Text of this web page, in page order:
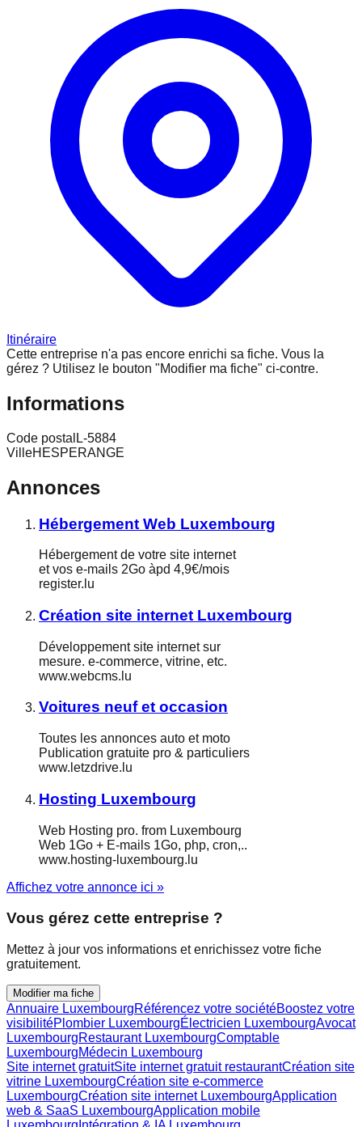
Itinéraire
Cette entreprise n'a pas encore enrichi sa fiche. Vous la
gérez ? Utilisez le bouton "Modifier ma fiche" ci-contre.
Informations
Code postal L-5884
VilleHESPERANGE
Annonces
Hébergement Web Luxembourg
Hébergement de votre site internet
et vos e-mails 2Go àpd 4,9€/mois
register.lu
Création site internet Luxembourg
Développement site internet sur
mesure. e-commerce, vitrine, etc.
www.webcms.lu
Voitures neuf et occasion
Toutes les annonces auto et moto
Publication gratuite pro & particuliers
www.letzdrive.lu
Hosting Luxembourg
Web Hosting pro. from Luxembourg
Web 1Go + E-mails 1Go, php, cron,..
www.hosting-luxembourg.lu
Affichez votre annonce ici »
Vous gérez cette entreprise ?
Mettez à jour vos informations et enrichissez votre fiche
gratuitement.
Modifier ma fiche
Annuaire LuxembourgRéférencez votre sociétéBoostez votre
visibilitéPlombier LuxembourgÉlectricien LuxembourgAvocat
LuxembourgRestaurant LuxembourgComptable
LuxembourgMédecin Luxembourg
Site internet gratuitSite internet gratuit restaurantCréation site
vitrine LuxembourgCréation site e-commerce
LuxembourgCréation site internet LuxembourgApplication
web & SaaS LuxembourgApplication mobile